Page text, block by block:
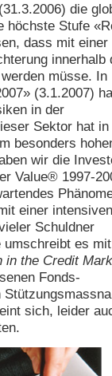
die
höchste Stufe
dass mit einer
innerhalb
müsse. In
(3.1.2007)
in der
Sektor hat in
besonders
wir die
Value® 1997-
einer intensiven
Schuldner
umschreibt es
in the Credit
Fonds-
sich, leider